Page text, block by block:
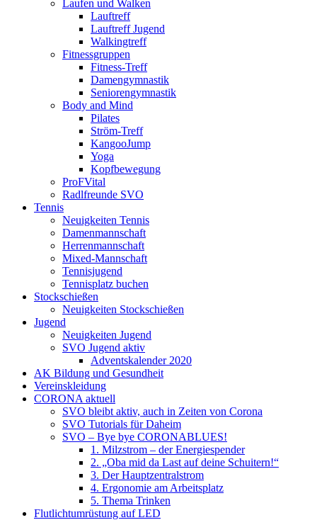
Laufen und Walken
Lauftreff
Lauftreff Jugend
Walkingtreff
Fitnessgruppen
Fitness-Treff
Damengymnastik
Seniorengymnastik
Body and Mind
Pilates
Ström-Treff
KangooJump
Yoga
Kopfbewegung
ProFVital
Radlfreunde SVO
Tennis
Neuigkeiten Tennis
Damenmannschaft
Herrenmannschaft
Mixed-Mannschaft
Tennisjugend
Tennisplatz buchen
Stockschießen
Neuigkeiten Stockschießen
Jugend
Neuigkeiten Jugend
SVO Jugend aktiv
Adventskalender 2020
AK Bildung und Gesundheit
Vereinskleidung
CORONA aktuell
SVO bleibt aktiv, auch in Zeiten von Corona
SVO Tutorials für Daheim
SVO – Bye bye CORONABLUES!
1. Milzstrom – der Energiespender
2. „Oba mid da Last auf deine Schuitern!“
3. Der Hauptzentralstrom
4. Ergonomie am Arbeitsplatz
5. Thema Trinken
Flutlichtumrüstung auf LED